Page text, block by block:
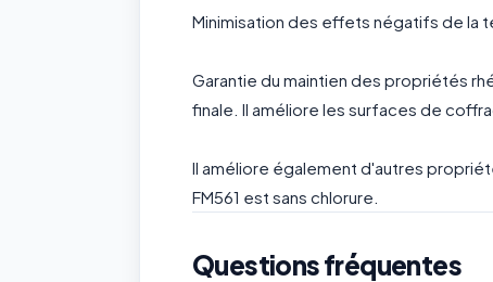
Minimisation des effets négatifs de la
Garantie du maintien des propriétés
finale. Il améliore les surfaces de
Il améliore également d'autres
FM561 est sans chlorure.
Questions fréquentes